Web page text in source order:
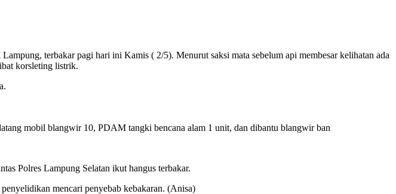
terbakar pagi hari ini Kamis ( 2/5). Menurut saksi mata sebelum api membesar kelihatan ada
korsleting listrik.
mobil blangwir 10, PDAM tangki bencana alam 1 unit, dan dibantu blangwir ban
Polres Lampung Selatan ikut hangus terbakar.
mencari penyebab kebakaran. (Anisa)